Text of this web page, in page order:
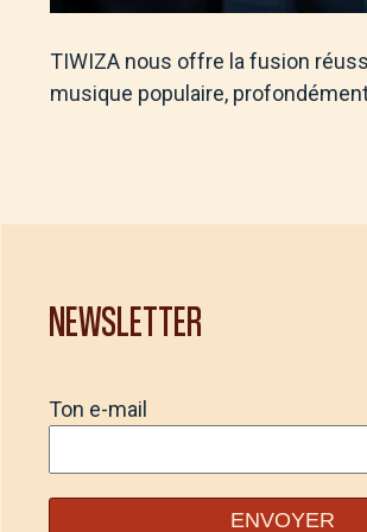
TIWIZA nous offre la fusion
musique populaire,
NEWSLETTER
Ton e-mail